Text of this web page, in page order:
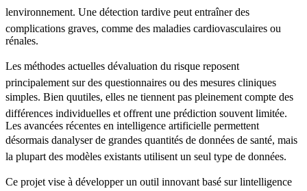
lenvironnement. Une détection tardive peut entraîner des
complications graves, comme des maladies cardiovasculaires ou
rénales.
Les méthodes actuelles dévaluation du risque reposent
principalement sur des questionnaires ou des mesures cliniques
simples. Bien quutiles, elles ne tiennent pas pleinement compte des
différences individuelles et offrent une prédiction souvent limitée.
Les avancées récentes en intelligence artificielle permettent
désormais danalyser de grandes quantités de données de santé, mais
la plupart des modèles existants utilisent un seul type de données.
Ce projet vise à développer un outil innovant basé sur lintelligence